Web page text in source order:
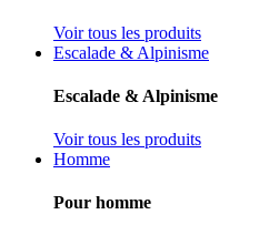
Voir tous les produits
Escalade & Alpinisme
Escalade & Alpinisme
Voir tous les produits
Homme
Pour homme